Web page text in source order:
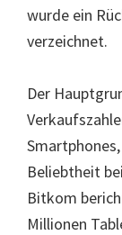
wurde ein
verzeichnet.
Der
Beliebtheit
Bitkom
Millionen